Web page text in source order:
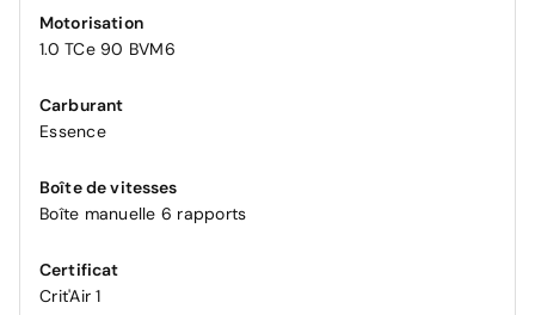
Motorisation
1.0 TCe 90 BVM6
Carburant
Essence
Boîte de vitesses
Boîte manuelle 6 rapports
Certificat
Crit'Air 1